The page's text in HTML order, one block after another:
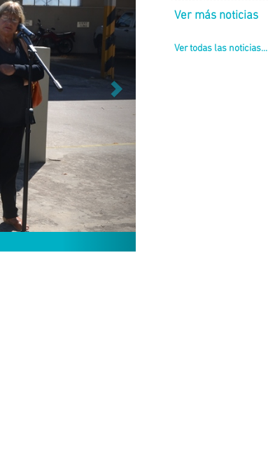
Ver más noticias
Ver todas las noticias...